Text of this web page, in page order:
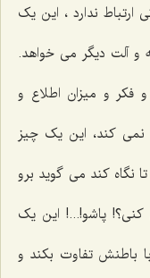
ارتباط ندارد ، این یک
آلت دیگر می خواهد.
و میزان اطلاع و
نمی کند، این یک چیز
نگاه کند می گوید برو
کنی؟‍!‌ پاشو!...! این یک
باطنش تفاوت بکند و